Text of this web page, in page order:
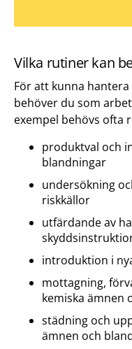
Vilka rutiner kan
För att kunna
behöver du som
exempel behövs ofta
produktval och
blandningar
undersökning
riskkällor
utfärdande av
introduktion i
mottagning,
kemiska ämnen
städning och
ämnen och